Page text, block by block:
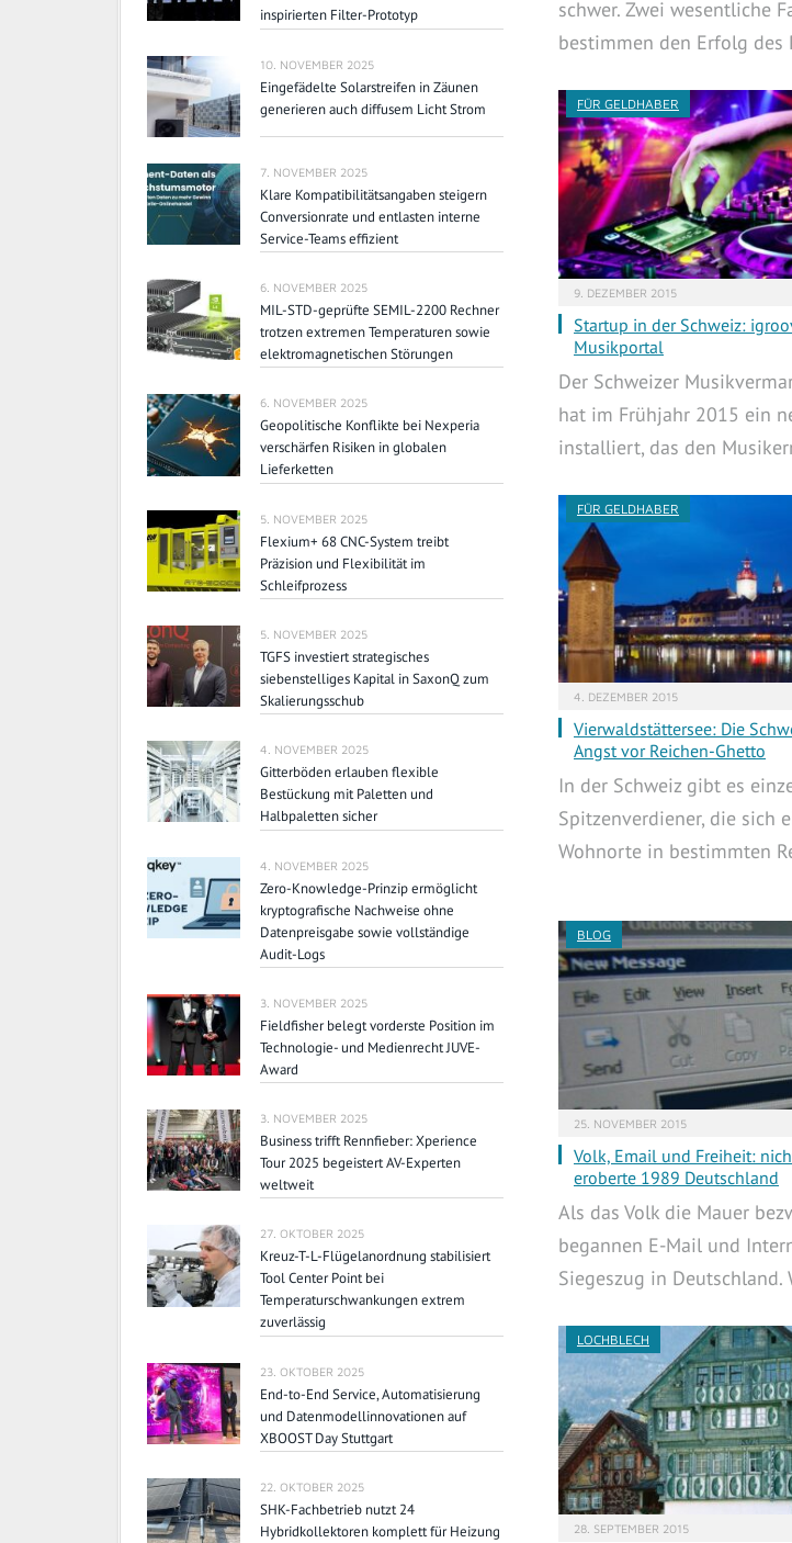
schwer. Zwei wesentliche
bestimmen den Erfolg des
FÜR GELDHABER
9. DEZEMBER 2015
Startup in der Schweiz:
Musikportal
Der Schweizer
hat im Frühjahr 2015 ein
installiert, das den
FÜR GELDHABER
4. DEZEMBER 2015
Vierwaldstättersee: Die
Angst vor Reichen-Ghetto
In der Schweiz gibt es
Spitzenverdiener, die sich
Wohnorte in bestimmten
BLOG
25. NOVEMBER 2015
Volk, Email und Freiheit:
eroberte 1989 Deutschland
Als das Volk die Mauer
begannen E-Mail und
Siegeszug in Deutschland.
LOCHBLECH
28. SEPTEMBER 2015
inspirierten Filter-Prototyp
10. NOVEMBER 2025
Eingefädelte Solarstreifen in Zäunen
generieren auch diffusem Licht Strom
7. NOVEMBER 2025
Klare Kompatibilitätsangaben steigern
Conversionrate und entlasten interne
Service-Teams effizient
6. NOVEMBER 2025
MIL-STD-geprüfte SEMIL-2200 Rechner
trotzen extremen Temperaturen sowie
elektromagnetischen Störungen
6. NOVEMBER 2025
Geopolitische Konflikte bei Nexperia
verschärfen Risiken in globalen
Lieferketten
5. NOVEMBER 2025
Flexium+ 68 CNC-System treibt
Präzision und Flexibilität im
Schleifprozess
5. NOVEMBER 2025
TGFS investiert strategisches
siebenstelliges Kapital in SaxonQ zum
Skalierungsschub
4. NOVEMBER 2025
Gitterböden erlauben flexible
Bestückung mit Paletten und
Halbpaletten sicher
4. NOVEMBER 2025
Zero-Knowledge-Prinzip ermöglicht
kryptografische Nachweise ohne
Datenpreisgabe sowie vollständige
Audit-Logs
3. NOVEMBER 2025
Fieldfisher belegt vorderste Position im
Technologie- und Medienrecht JUVE-
Award
3. NOVEMBER 2025
Business trifft Rennfieber: Xperience
Tour 2025 begeistert AV-Experten
weltweit
27. OKTOBER 2025
Kreuz-T-L-Flügelanordnung stabilisiert
Tool Center Point bei
Temperaturschwankungen extrem
zuverlässig
23. OKTOBER 2025
End-to-End Service, Automatisierung
und Datenmodellinnovationen auf
XBOOST Day Stuttgart
22. OKTOBER 2025
SHK-Fachbetrieb nutzt 24
Hybridkollektoren komplett für Heizung